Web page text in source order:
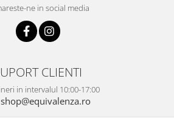
ne in social media
CLIENTI
in intervalul 10:00-17:00
shop@equivalenza.ro